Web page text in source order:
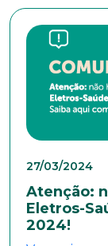
27/03/2024
Atenção:
Eletros-
2024!
Faça
*Campos
Nome